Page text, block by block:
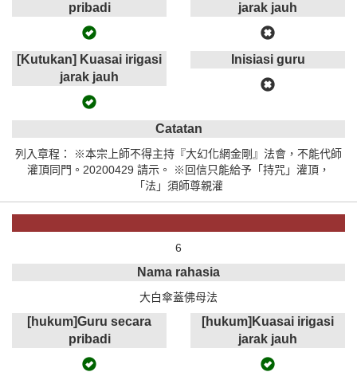
pribadi
jarak jauh
[Kutukan] Kuasai irigasi
jarak jauh
Inisiasi guru
Catatan
列入章程： ※本宗上師不得主持『大幻化網金剛』法會，不能代師
灌頂同門。20200429 請示。 ※回信只能給予「持咒」灌頂，
「法」須師尊親灌
6
Nama rahasia
大白傘蓋佛母法
[hukum]Guru secara
pribadi
[hukum]Kuasai irigasi
jarak jauh